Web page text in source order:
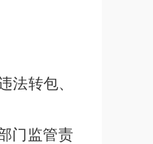
法转包、
门监管责